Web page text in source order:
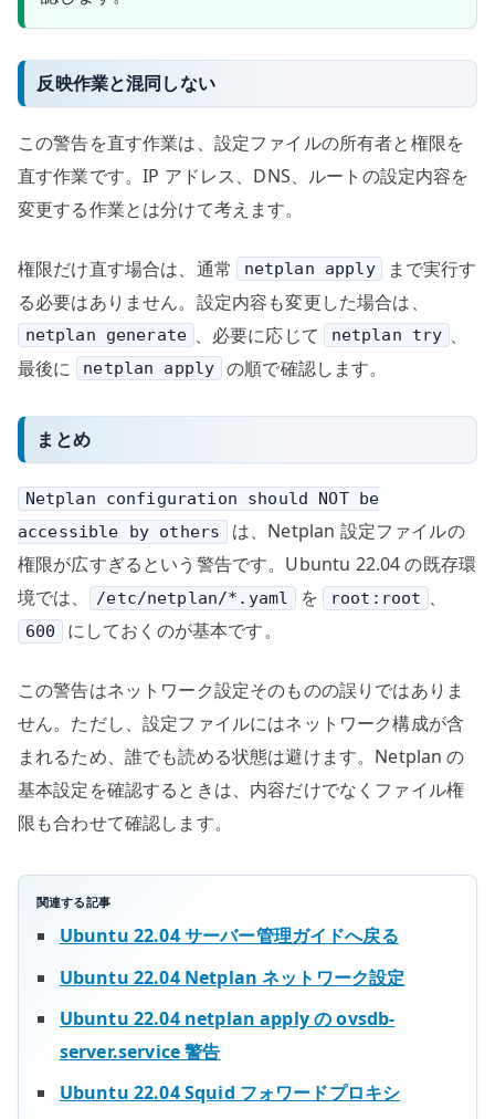
反映作業と混同しない
この警告を直す作業は、設定ファイルの所有者と権限を
直す作業です。IP アドレス、DNS、ルートの設定内容を
変更する作業とは分けて考えます。
権限だけ直す場合は、通常 netplan apply
まで実行す
る必要はありません。設定内容も変更した場合は、
netplan generate 、必要に応じて netplan try 、
最後に
netplan apply の順で確認します。
まとめ
Netplan configuration should NOT be
accessible by others
は、Netplan 設定ファイルの
権限が広すぎるという警告です。Ubuntu 22.04 の既存環
境では、
/etc/netplan/*.yaml を root:root 、
600 にしておくのが基本です。
この警告はネットワーク設定そのものの誤りではありま
せん。ただし、設定ファイルにはネットワーク構成が含
まれるため、誰でも読める状態は避けます。Netplan の
基本設定を確認するときは、内容だけでなくファイル権
限も合わせて確認します。
関連する記事
Ubuntu 22.04 サーバー管理ガイドへ戻る
Ubuntu 22.04 Netplan ネットワーク設定
Ubuntu 22.04 netplan apply の ovsdb-
server.service 警告
Ubuntu 22.04 Squid フォワードプロキシ